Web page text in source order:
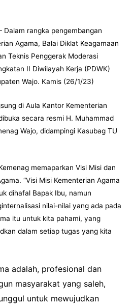
Dalam rangka pengembangan
Agama, Balai Diklat Keagamaan
Teknis Penggerak Moderasi
II Diwilayah Kerja (PDWK)
Wajo. Kamis (26/1/23)
di Aula Kantor Kementerian
secara resmi H. Muhammad
Wajo, didampingi Kasubag TU
memaparkan Visi Misi dan
“Visi Misi Kementerian Agama
dihafal Bapak Ibu, namun
nilai-nilai yang ada pada
itu untuk kita pahami, yang
dalam setiap tugas yang kita
adalah, profesional dan
masyarakat yang saleh,
untuk mewujudkan